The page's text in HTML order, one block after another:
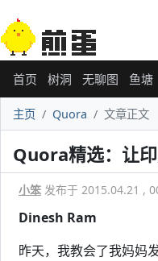
首页 树洞 无聊图 鱼塘
主页 Quora 文章正文
Quora精选：让
小笨 发布于 2015.04.21 ,
Dinesh Ram
昨天，我教会了我妈妈